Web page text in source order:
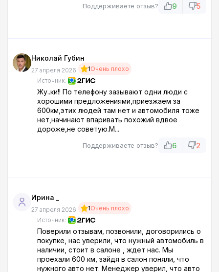
Поддерживаете отзыв? 9 5
Николай Губин
27 апреля 2026 1Очень плохо
Источник:
Жу..ки!! По телефону зазывают одни люди с
хорошими предложениями,приезжаем за
600км,этих людей там нет и автомобиля тоже
нет,начинают впаривать похожий вдвое
дороже,не советую.М...
Поддерживаете отзыв? 6 2
Ирина _
27 апреля 2026 1Очень плохо
Источник:
Поверили отзывам, позвонили, договорились о
покупке, нас уверили, что нужный автомобиль в
наличии, стоит в салоне , ждет нас. Мы
проехали 600 км, зайдя в салон поняли, что
нужного авто нет. Менеджер уверил, что авто